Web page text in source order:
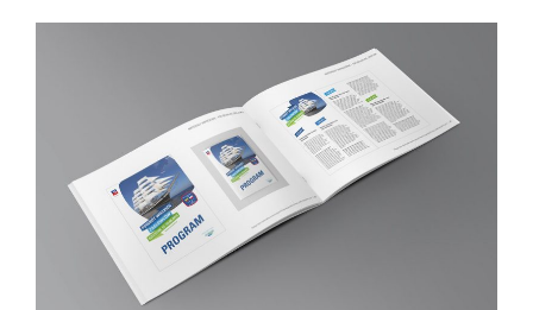
Oceniono
5.00na 5
DODAJ DO KOSZYKA
/
SZCZEGÓŁY